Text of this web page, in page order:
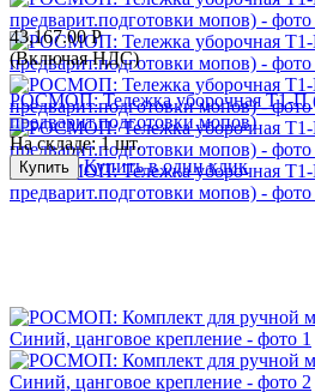
43,167.00 Р
(Включая НДС)
РОСМОП: Тележка уборочная Т1-П
предварит.подготовки мопов)
На складе: 1 шт.
Купить Купить в один клик